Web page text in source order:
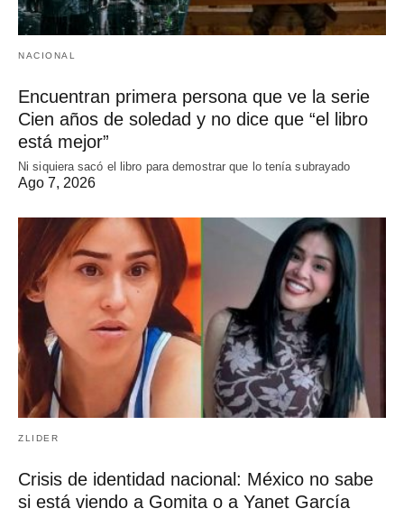
NACIONAL
Encuentran primera persona que ve la serie
Cien años de soledad y no dice que “el libro
está mejor”
Ni siquiera sacó el libro para demostrar que lo tenía subrayado
Ago 7, 2026
ZLIDER
Crisis de identidad nacional: México no sabe
si está viendo a Gomita o a Yanet García